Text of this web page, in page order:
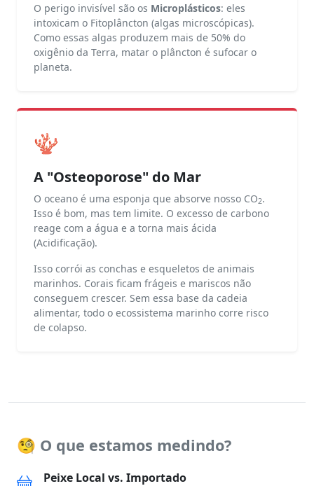
O perigo invisível são os Microplásticos: eles
intoxicam o Fitoplâncton (algas microscópicas).
Como essas algas produzem mais de 50% do
oxigênio da Terra, matar o plâncton é sufocar o
planeta.
🪸
A "Osteoporose" do Mar
O oceano é uma esponja que absorve nosso CO2.
Isso é bom, mas tem limite. O excesso de carbono
reage com a água e a torna mais ácida
(Acidificação).
Isso corrói as conchas e esqueletos de animais
marinhos. Corais ficam frágeis e mariscos não
conseguem crescer. Sem essa base da cadeia
alimentar, todo o ecossistema marinho corre risco
de colapso.
🧐 O que estamos medindo?
Peixe Local vs. Importado